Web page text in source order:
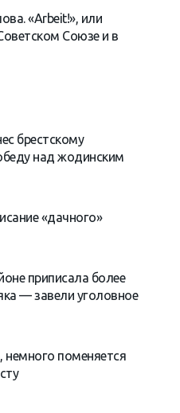
«Arbeit!», или
Союзе и в
брестскому
над жодинским
«дачного»
приписала более
— завели уголовное
немного поменяется